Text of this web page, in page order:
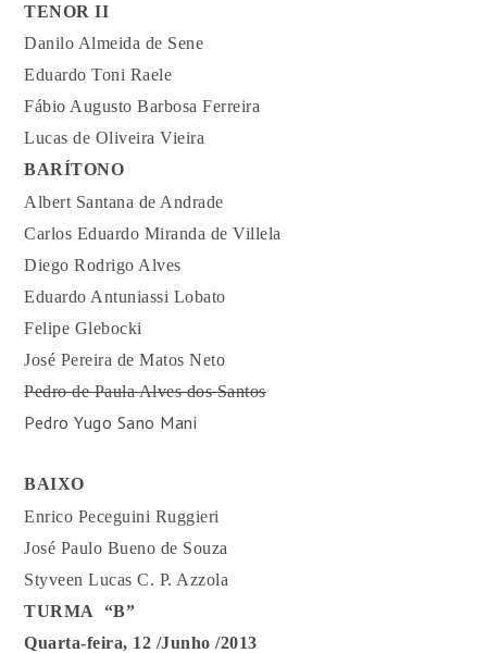
TENOR II
Danilo Almeida de Sene
Eduardo Toni Raele
Fábio Augusto Barbosa Ferreira
Lucas de Oliveira Vieira
BARÍTONO
Albert Santana de Andrade
Carlos Eduardo Miranda de Villela
Diego Rodrigo Alves
Eduardo Antuniassi Lobato
Felipe Glebocki
José Pereira de Matos Neto
Pedro de Paula Alves dos Santos
Pedro Yugo Sano Mani
BAIXO
Enrico Peceguini Ruggieri
José Paulo Bueno de Souza
Styveen Lucas C. P. Azzola
TURMA “B”
Quarta-feira, 12 /Junho /2013